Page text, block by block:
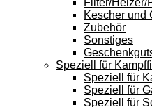
Filter/Heizer/
Kescher und
Zubehör
Sonstiges
Speziell für
Speziell für
Speziell für
Speziell für